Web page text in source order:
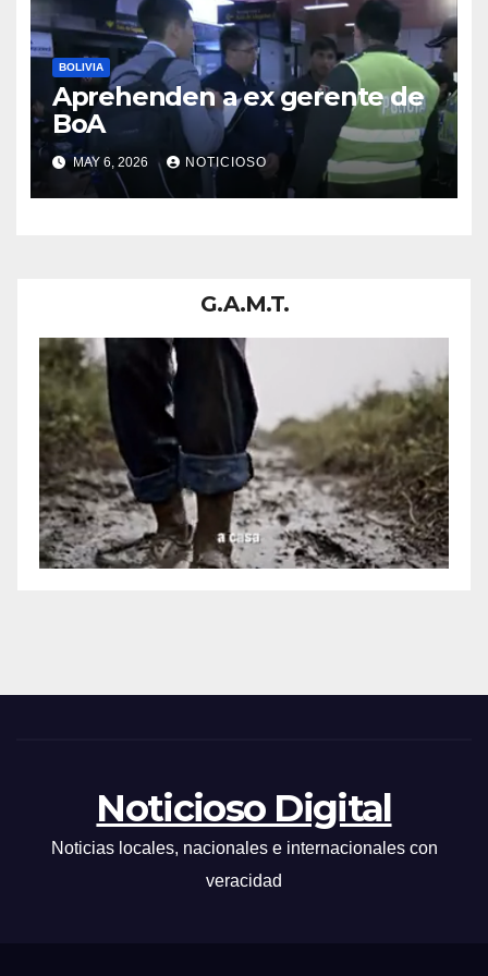
BOLIVIA
Aprehenden a ex gerente de
BoA
MAY 6, 2026 NOTICIOSO
G.A.M.T.
Noticioso Digital
Noticias locales, nacionales e internacionales con
veracidad